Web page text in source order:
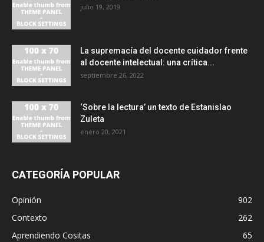
julio 19, 2019
La supremacía del docente cuidador frente
al docente intelectual: una crítica...
septiembre 26, 2022
‘Sobre la lectura’ un texto de Estanislao
Zuleta
enero 20, 2021
CATEGORÍA POPULAR
Opinión
902
Contexto
262
Aprendiendo Cositas
65